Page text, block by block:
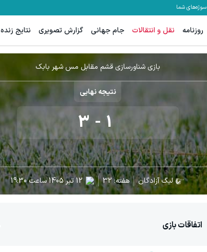
سوژه‌های شما
روزنامه نقل و انتقالات جام جهانی گزارش تصویری نتایج زنده
بازی شناورسازی قشم مقابل مس شهر بابک
نتیجه نهایی
1
-
3
لیگ آزادگان هفته:32 12 تیر 1405 ساعت 19:30
اتفاقات بازی